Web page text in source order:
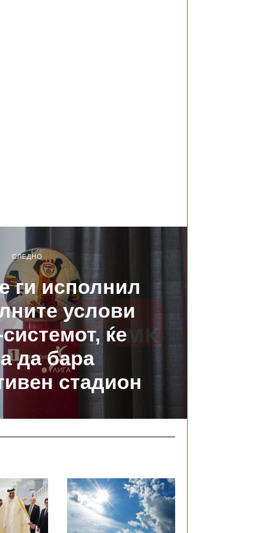
СЛЕДНО
ги исполнил
услови
ќе
да бара
стадион